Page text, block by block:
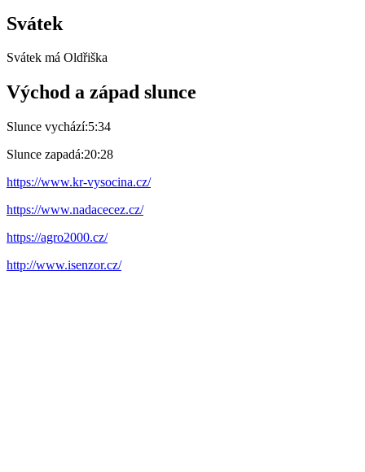
Svátek
Svátek má Oldřiška
Východ a západ slunce
Slunce vychází:5:34
Slunce zapadá:20:28
https://www.kr-vysocina.cz/
https://www.nadacecez.cz/
https://agro2000.cz/
http://www.isenzor.cz/